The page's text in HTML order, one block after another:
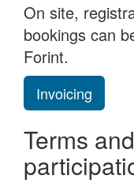
On site,
bookings can
Forint.
Invoicing
Terms